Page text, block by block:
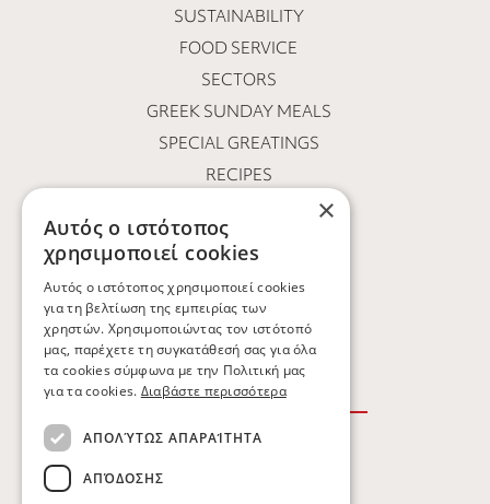
SUSTAINABILITY
FOOD SERVICE
SECTORS
GREEK SUNDAY MEALS
SPECIAL GREATINGS
RECIPES
NEWS & ARTICLES
CAREER OPPORTUNITIES
CONTACT
×
Αυτός ο ιστότοπος
χρησιμοποιεί cookies
Αυτός ο ιστότοπος χρησιμοποιεί cookies
για τη βελτίωση της εμπειρίας των
χρηστών. Χρησιμοποιώντας τον ιστότοπό
μας, παρέχετε τη συγκατάθεσή σας για όλα
τα cookies σύμφωνα με την Πολιτική μας
για τα cookies. Διαβάστε περισσότερα
ΑΠΟΛΎΤΩΣ ΑΠΑΡΑΊΤΗΤΑ
ΑΠΌΔΟΣΗΣ